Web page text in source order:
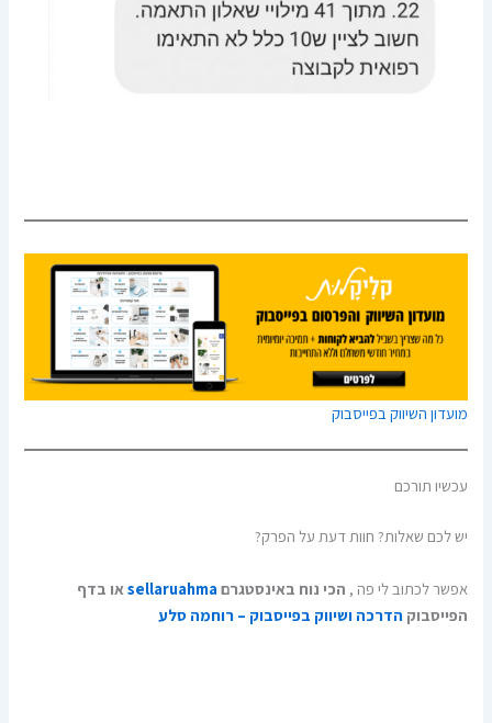
מועדון השיווק בפייסבוק
עכשיו תורכם
יש לכם שאלות? חוות דעת על הפרק?
אפשר לכתוב לי פה , הכי נוח באינסטגרם sellaruahmaאו בדף
הפייסבוק הדרכה ושיווק בפייסבוק – רוחמה סלע